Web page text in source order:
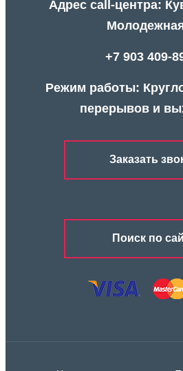
Адрес call-центра:
+7 903 409-
Режим работы:
перерывов и
Заказать
Поиск по